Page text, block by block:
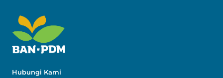
Hubungi Kami